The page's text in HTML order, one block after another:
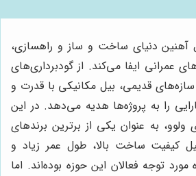
آهنین دنیای ساخت و ساز و راهسازی،
عمرانی ایفا می‌کند. از گودبرداری‌های
قدیمی، بیل مکانیکی با قدرت و
را به پروژه‌ها هدیه می‌دهد. در این
ولوو، به عنوان یکی از برترین برندهای
کیفیت ساخت بالا، طول عمر زیاد و
مورد توجه فعالان این حوزه بوده‌اند. اما